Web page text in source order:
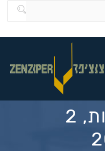
צפי הגעת אניות, 2